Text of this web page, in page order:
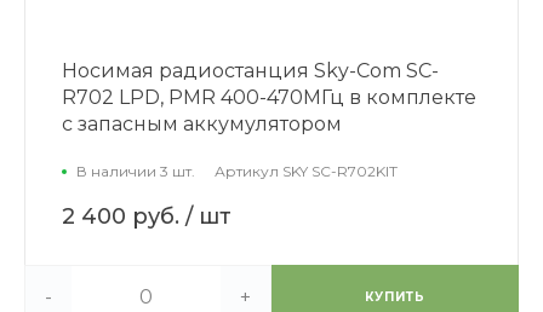
Носимая радиостанция Sky-Com SC-
R702 LPD, PMR 400-470МГц в комплекте
с запасным аккумулятором
В наличии 3 шт. Артикул SKY SC-R702KIT
2 400 руб. / шт
- + КУПИТЬ